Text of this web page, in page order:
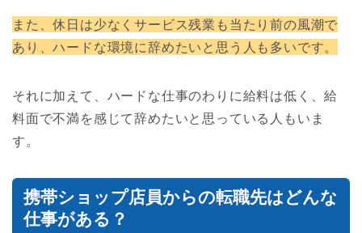
また、休日は少なくサービス残業も当たり前の風潮で
あり、ハードな環境に辞めたいと思う人も多いです。
それに加えて、ハードな仕事のわりに給料は低く、給
料面で不満を感じて辞めたいと思っている人もいま
す。
携帯ショップ店員からの転職先はどんな
仕事がある？